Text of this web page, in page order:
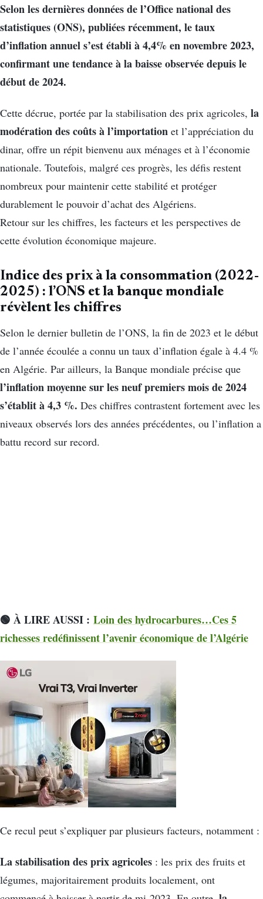
Selon les dernières données de l’Office national des
statistiques (ONS), publiées récemment, le taux
d’inflation annuel s’est établi à 4,4% en novembre 2023,
confirmant une tendance à la baisse observée depuis le
début de 2024.
Cette décrue, portée par la stabilisation des prix agricoles, la
modération des coûts à l’importation et l’appréciation du
dinar, offre un répit bienvenu aux ménages et à l’économie
nationale. Toutefois, malgré ces progrès, les défis restent
nombreux pour maintenir cette stabilité et protéger
durablement le pouvoir d’achat des Algériens.
Retour sur les chiffres, les facteurs et les perspectives de
cette évolution économique majeure.
Indice des prix à la consommation (2022-
2025) : l’ONS et la banque mondiale
révèlent les chiffres
Selon le dernier bulletin de l’ONS, la fin de 2023 et le début
de l’année écoulée a connu un taux d’inflation égale à 4.4 %
en Algérie. Par ailleurs, la Banque mondiale précise que
l’inflation moyenne sur les neuf premiers mois de 2024
s’établit à 4,3 %. Des chiffres contrastent fortement avec les
niveaux observés lors des années précédentes, ou l’inflation a
battu record sur record.
🟢 À LIRE AUSSI : Loin des hydrocarbures…Ces 5
richesses redéfinissent l’avenir économique de l’Algérie
Ce recul peut s’expliquer par plusieurs facteurs, notamment :
La stabilisation des prix agricoles : les prix des fruits et
légumes, majoritairement produits localement, ont